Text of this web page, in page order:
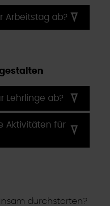
Arbeitstag ab?
Lehrlinge ab?
Aktivitäten für
durchstarten?